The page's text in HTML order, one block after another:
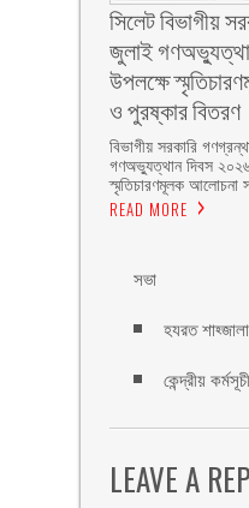
সিলেট বিভাগীয়
জুলাই
উপলক্ষে
ও পুরষ্কার বিতরণ ‎ ‎
বিভাগীয় সরকারি
গণঅভ্যুত্থান দিবস
স্মৃতিচারণমূলক আলোচনা
READ MORE
সভা
হযরত
কেন্দ্রীয়
LEAVE A